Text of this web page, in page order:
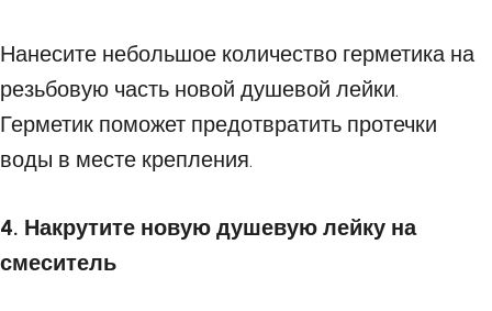
Нанесите небольшое количество герметика на
резьбовую часть новой душевой лейки.
Герметик поможет предотвратить протечки
воды в месте крепления.
4. Накрутите новую душевую лейку на
смеситель